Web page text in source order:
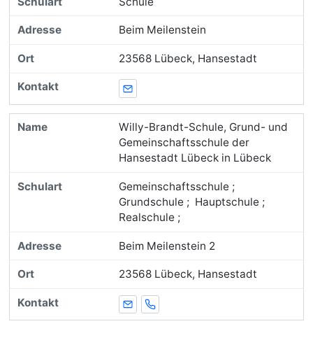
Beim Meilenstein
23568 Lübeck, Hansestadt
E-Mail
Willy-Brandt-Schule, Grund- und
Gemeinschaftsschule der
Hansestadt Lübeck in Lübeck
Gemeinschaftsschule ;
Grundschule ; Hauptschule ;
Realschule ;
Beim Meilenstein 2
23568 Lübeck, Hansestadt
E-MailTelefon